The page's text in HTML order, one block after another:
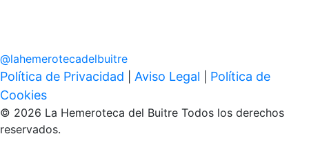
@lahemerotecadelbuitre
Política de Privacidad Aviso Legal
Política de
Cookies
© 2026 La Hemeroteca del Buitre Todos los derechos
reservados.